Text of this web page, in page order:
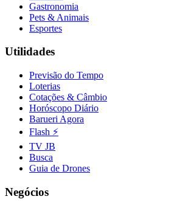
Gastronomia
Pets & Animais
Esportes
Utilidades
Previsão do Tempo
Loterias
Cotações & Câmbio
Horóscopo Diário
Barueri Agora
Flash ⚡
TV JB
Busca
Guia de Drones
Negócios